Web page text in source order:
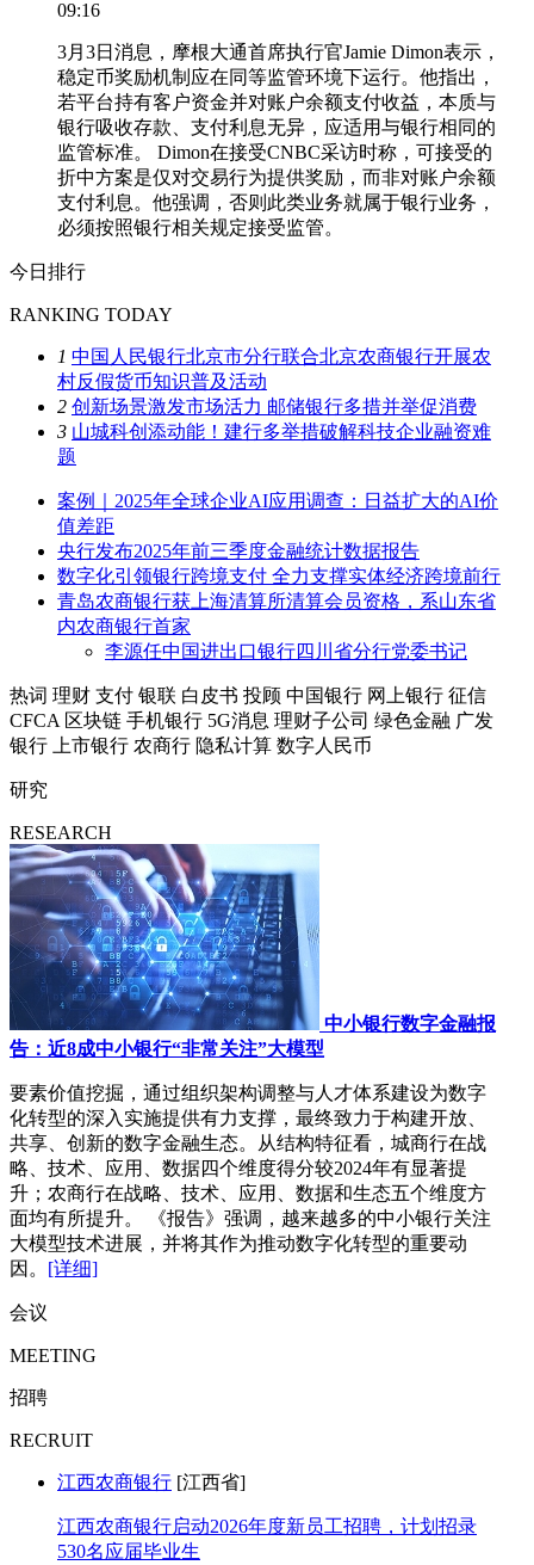
09:16
3月3日消息，摩根大通首席执行官Jamie Dimon表示，
稳定币奖励机制应在同等监管环境下运行。他指出，
若平台持有客户资金并对账户余额支付收益，本质与
银行吸收存款、支付利息无异，应适用与银行相同的
监管标准。 Dimon在接受CNBC采访时称，可接受的
折中方案是仅对交易行为提供奖励，而非对账户余额
支付利息。他强调，否则此类业务就属于银行业务，
必须按照银行相关规定接受监管。
今日排行
RANKING TODAY
1 中国人民银行北京市分行联合北京农商银行开展农
村反假货币知识普及活动
2 创新场景激发市场活力 邮储银行多措并举促消费
3 山城科创添动能！建行多举措破解科技企业融资难
题
案例｜2025年全球企业AI应用调查：日益扩大的AI价
值差距
央行发布2025年前三季度金融统计数据报告
数字化引领银行跨境支付 全力支撑实体经济跨境前行
青岛农商银行获上海清算所清算会员资格，系山东省
内农商银行首家
李源任中国进出口银行四川省分行党委书记
热词 理财 支付 银联 白皮书 投顾 中国银行 网上银行 征信
CFCA 区块链 手机银行 5G消息 理财子公司 绿色金融 广发
银行
上市银行 农商行 隐私计算 数字人民币
研究
RESEARCH
中小银行数字金融报
告：近8成中小银行“非常关注”大模型
要素价值挖掘，通过组织架构调整与人才体系建设为数字
化转型的深入实施提供有力支撑，最终致力于构建开放、
共享、创新的数字金融生态。从结构特征看，城商行在战
略、技术、应用、数据四个维度得分较2024年有显著提
升；农商行在战略、技术、应用、数据和生态五个维度方
面均有所提升。 《报告》强调，越来越多的中小银行关注
大模型技术进展，并将其作为推动数字化转型的重要动
因。 [详细]
会议
MEETING
招聘
RECRUIT
江西农商银行 [江西省]
江西农商银行启动2026年度新员工招聘，计划招录
530名应届毕业生